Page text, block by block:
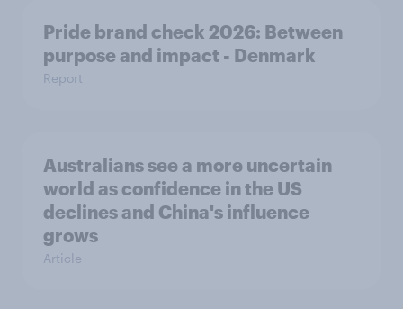
Pride brand check 2026: Between
purpose and impact - Denmark
Report
Australians see a more uncertain
world as confidence in the US
declines and China's influence
grows
Article